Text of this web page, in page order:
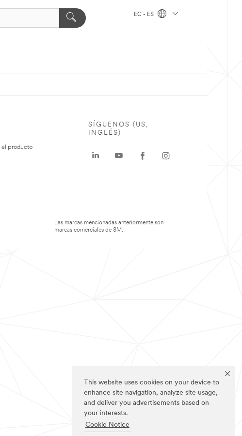
This website uses cookies on your device to
enhance site navigation, analyze site usage,
and deliver you advertisements based on
your interests.
Cookie Notice
EC - ES
el producto
SÍGUENOS (US,
INGLÉS)
Las marcas mencionadas anteriormente son
marcas comerciales de 3M.